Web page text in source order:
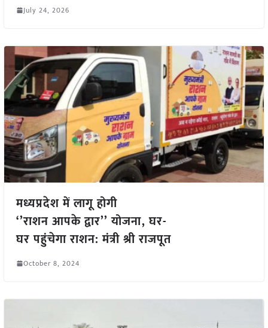
July 24, 2026
मध्यप्रदेश में लागू होगी
‘’राशन आपके द्वार’’ योजना, घर-
घर पहुंचेगा राशन: मंत्री श्री राजपूत
October 8, 2024